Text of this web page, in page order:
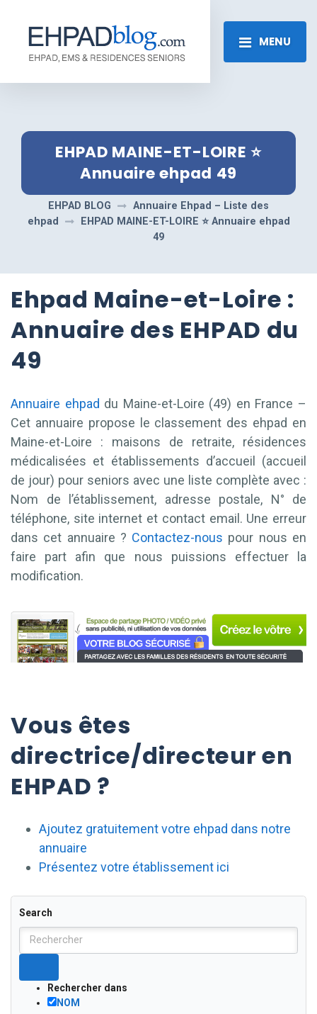
MENU
EHPAD MAINE-ET-LOIRE ⭐️
Annuaire ehpad 49
EHPAD BLOG
Annuaire Ehpad – Liste des
ehpad
EHPAD MAINE-ET-LOIRE ⭐️ Annuaire ehpad
49
Ehpad Maine-et-Loire :
Annuaire des EHPAD du
49
Annuaire ehpad du Maine-et-Loire (49) en France –
Cet annuaire propose le classement des ehpad en
Maine-et-Loire : maisons de retraite, résidences
médicalisées et établissements d’accueil (accueil
de jour) pour seniors avec une liste complète avec :
Nom de l’établissement, adresse postale, N° de
téléphone, site internet et contact email. Une erreur
dans cet annuaire ? Contactez-nous pour nous en
faire part afin que nous puissions effectuer la
modification.
Vous êtes
directrice/directeur en
EHPAD ?
Ajoutez gratuitement votre ehpad dans notre
annuaire
Présentez votre établissement ici
Search
Rechercher dans
NOM